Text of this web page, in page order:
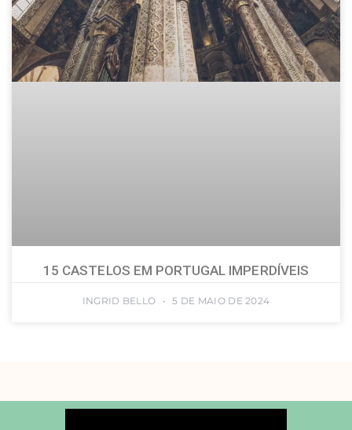
15 CASTELOS EM PORTUGAL IMPERDÍVEIS
INGRID BELLO 5 DE MAIO DE 2024